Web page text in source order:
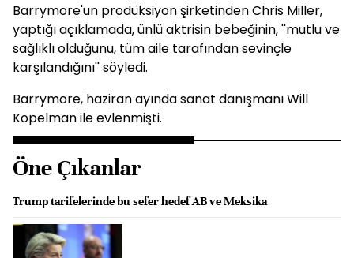
Barrymore'un prodüksiyon şirketinden Chris Miller,
yaptığı açıklamada, ünlü aktrisin bebeğinin, ''mutlu ve
sağlıklı olduğunu, tüm aile tarafından sevinçle
karşılandığını'' söyledi.
Barrymore, haziran ayında sanat danışmanı Will
Kopelman ile evlenmişti.
Öne Çıkanlar
Trump tarifelerinde bu sefer hedef AB ve Meksika